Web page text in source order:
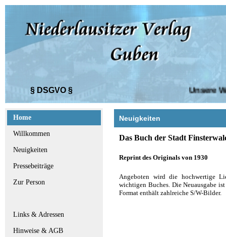
Home
Willkommen
Neuigkeiten
Pressebeiträge
Zur Person
Links & Adressen
Hinweise & AGB
Unsere
§ DSGVO §
Neuigkeiten
Das Buch der Stadt
Reprint des Originals von 1930
Angeboten wird die hochwertige
wichtigen Buches. Die Neuausgabe
Format enthält zahlreiche S/W-Bilder.